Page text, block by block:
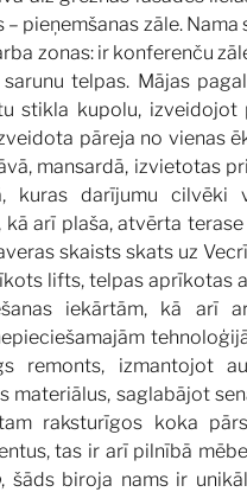
– pieņemšanas zāle.
zonas: ir konferenču
telpas. Mājas
stikla kupolu, izveidojot
pāreja no vienas
mansardā, izvietotas
kuras darījumu cilvēki
kā arī plaša, atvērta
skaists skats uz
lifts, telpas aprīkotas
iekārtām, kā arī
remonts, izmantojot
materiālus, saglabājot
raksturīgos koka
tas ir arī pilnībā
, šāds biroja nams ir